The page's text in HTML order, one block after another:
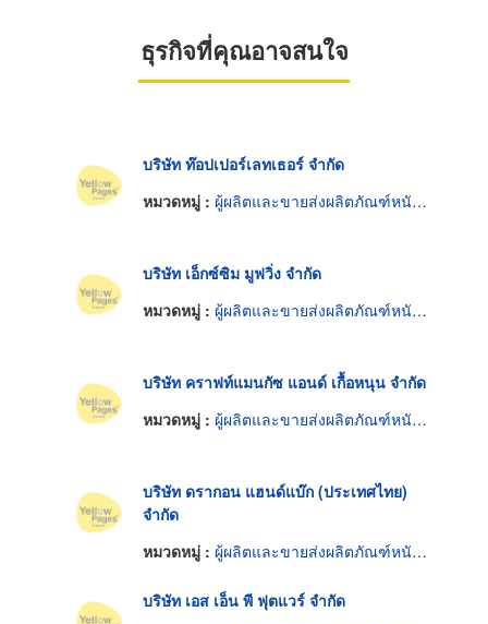
ธุรกิจที่คุณอาจสนใจ
บริษัท ท๊อปเปอร์เลทเธอร์ จำกัด
หมวดหมู่ : ผู้ผลิตและขายส่งผลิตภัณฑ์หนังแท้
บริษัท เอ็กซ์ซิม มูฟวิ่ง จำกัด
หมวดหมู่ : ผู้ผลิตและขายส่งผลิตภัณฑ์หนังแท้
บริษัท คราฟท์แมนกัซ แอนด์ เกื้อหนุน จำกัด
หมวดหมู่ : ผู้ผลิตและขายส่งผลิตภัณฑ์หนังแท้
บริษัท ดรากอน แฮนด์แบ๊ก (ประเทศไทย)
จำกัด
หมวดหมู่ : ผู้ผลิตและขายส่งผลิตภัณฑ์หนังแท้
บริษัท เอส เอ็น พี ฟุตแวร์ จำกัด